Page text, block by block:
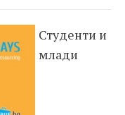
Студенти и
млади